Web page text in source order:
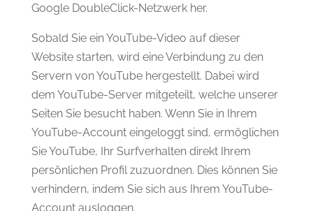
Google DoubleClick-Netzwerk her.
Sobald Sie ein YouTube-Video auf dieser
Website starten, wird eine Verbindung zu den
Servern von YouTube hergestellt. Dabei wird
dem YouTube-Server mitgeteilt, welche unserer
Seiten Sie besucht haben. Wenn Sie in Ihrem
YouTube-Account eingeloggt sind, ermöglichen
Sie YouTube, Ihr Surfverhalten direkt Ihrem
persönlichen Profil zuzuordnen. Dies können Sie
verhindern, indem Sie sich aus Ihrem YouTube-
Account ausloggen.